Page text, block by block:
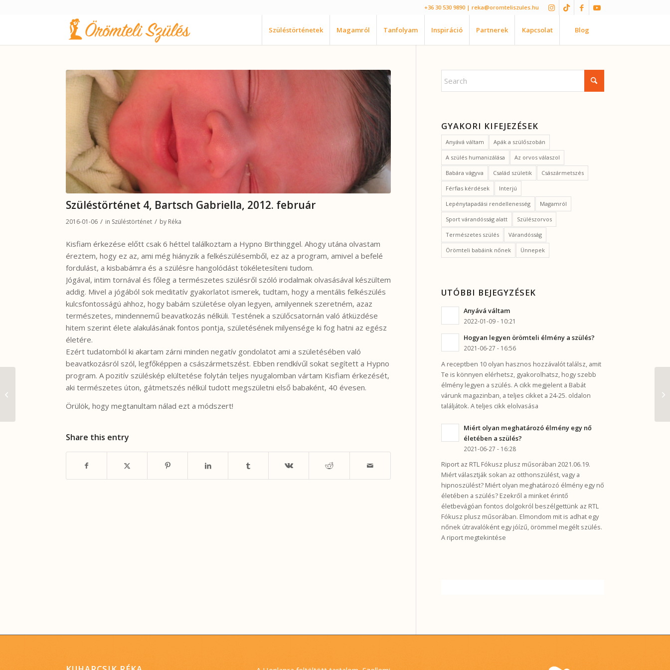
+36 30 530 9890 | reka@oromteliszules.hu
Szüléstörténetek Magamról Tanfolyam Inspiráció Partnerek Kapcsolat Blog
Szüléstörténet 4, Bartsch Gabriella, 2012. február
2016-01-06 / in Szüléstörténet / by Réka
Kisfiam érkezése előtt csak 6 héttel találkoztam a Hypno Birthinggel. Ahogy utána olvastam
éreztem, hogy ez az, ami még hiányzik a felkészülésemből, ez az a program, amivel a befelé
fordulást, a kisbabámra és a szülésre hangolódást tökéletesíteni tudom.
Jógával, intim tornával és főleg a természetes szülésről szóló irodalmak olvasásával készültem
addig. Mivel a jógából sok meditatív gyakorlatot ismerek, tudtam, hogy a mentális felkészülés
kulcsfontosságú ahhoz, hogy babám születése olyan legyen, amilyennek szeretném, azaz
természetes, mindennemű beavatkozás nélküli. Testének a szülőcsatornán való átküzdése
hitem szerint élete alakulásának fontos pontja, születésének milyensége ki fog hatni az egész
életére.
Ezért tudatomból ki akartam zárni minden negatív gondolatot ami a születésében való
beavatkozásról szól, legfőképpen a császármetszést. Ebben rendkívűl sokat segített a Hypno
program. A pozitív szüléskép elültetése folytán teljes nyugalomban vártam Kisfiam érkezését,
aki természetes úton, gátmetszés nélkül tudott megszületni első babaként, 40 évesen.
Örülök, hogy megtanultam nálad ezt a módszert!
Share this entry
GYAKORI KIFEJEZÉSEK
Anyává váltam Apák a szülőszobán
A szülés humanizálása Az orvos válaszol
Babára vágyva Család születik Császármetszés
Férfias kérdések Interjú
Lepénytapadási rendellenesség Magamról
Sport várandósság alatt Szülészorvos
Természetes szülés Várandósság
Örömteli babáink nőnek Ünnepek
UTÓBBI BEJEGYZÉSEK
Anyává váltam
2022-01-09 - 10:21
Hogyan legyen örömteli élmény a szülés?
2021-06-27 - 16:56
A receptben 10 olyan hasznos hozzávalót találsz, amit
Te is könnyen elérhetsz, gyakorolhatsz, hogy szebb
élmény legyen a szülés. A cikk megjelent a Babát
várunk magazinban, a teljes cikket a 24-25. oldalon
találjátok. A teljes cikk elolvasása
Miért olyan meghatározó élmény egy nő
életében a szülés?
2021-06-27 - 16:28
Riport az RTL Fókusz plusz műsorában 2021.06.19.
Miért választják sokan az otthonszülést, vagy a
hipnoszülést? Miért olyan meghatározó élmény egy nő
életében a szülés? Ezekről a minket érintő
életbevágóan fontos dolgokról beszélgettünk az RTL
Fókusz plusz műsorában. Elmondom mit is adhat egy
nőnek útravalóként egy jóízű, örömmel megélt szülés.
A riport megtekintése
Szüléstörténet 3,